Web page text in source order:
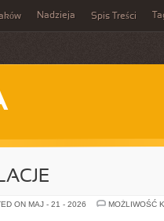
Nadzieja Spis Treści
ON MAJ - 21 - 2026
MOŻLIWOŚĆ